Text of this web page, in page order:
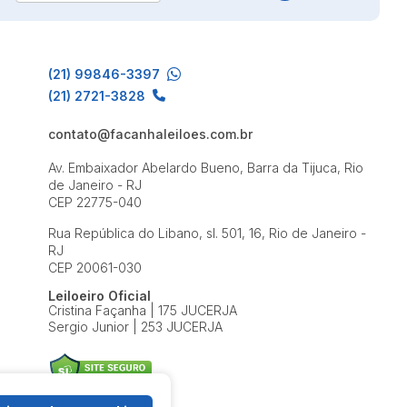
(21) 99846-3397
(21) 2721-3828
contato@facanhaleiloes.com.br
Av. Embaixador Abelardo Bueno, Barra da Tijuca, Rio
de Janeiro - RJ
CEP 22775-040
Rua República do Libano, sl. 501, 16, Rio de Janeiro -
RJ
CEP 20061-030
Leiloeiro Oficial
Cristina Façanha | 175 JUCERJA
Sergio Junior | 253 JUCERJA